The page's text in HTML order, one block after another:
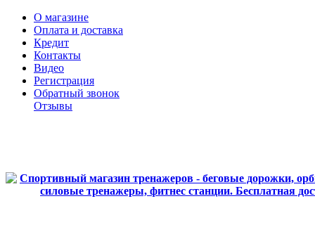
О магазине
Оплата и доставка
Кредит
Контакты
Видео
Регистрация
Обратный звонок
Отзывы